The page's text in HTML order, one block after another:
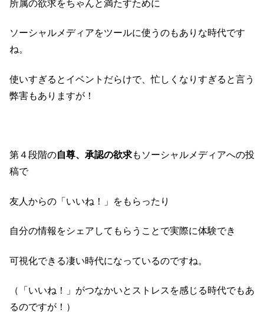
所属の欲求をちゃんと満たすために
ソーシャルメディアをツールに使うのもありな時代です
ね。
使いすぎるとイベントだらけで、忙しくなりすぎると言う
弊害もありますが！
第４段階の自尊、承認の欲求もソーシャルメディアへの投
稿で
友人からの「いいね！」をもらったり
自分の情報をシェアしてもらうことで実際に体験でき
可視化できる凄い時代になっているのですね。
（「いいね！」がつなかいとストレスを感じる時代でもあ
るのですが！）